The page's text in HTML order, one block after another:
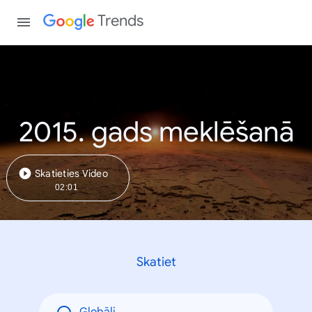
Trends
2015. gads meklēšanā
Skatieties Video
02:01
Skatiet